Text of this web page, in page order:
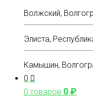
Волжский,
Элиста,
Камышин,
0
0 товаров 0₽